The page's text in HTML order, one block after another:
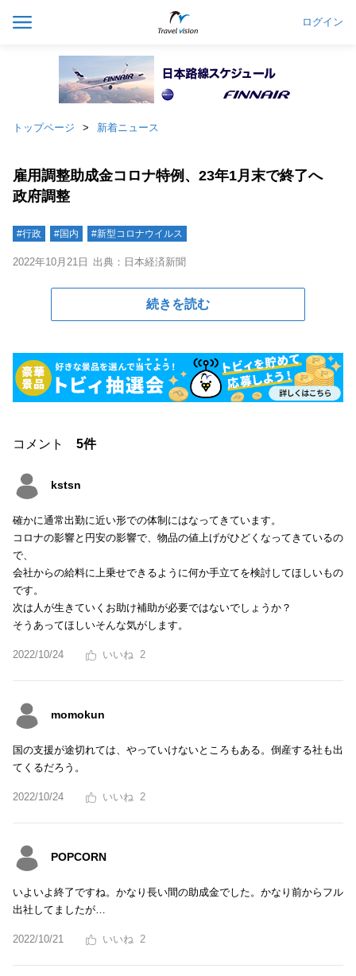
ログイン
トップページ 新着ニュース
雇用調整助成金コロナ特例、23年1月末で終了へ
政府調整
#行政 #国内 #新型コロナウイルス
2022年10月21日 出典：日本経済新聞
続きを読む
コメント 5件
kstsn
確かに通常出勤に近い形での体制にはなってきています。
コロナの影響と円安の影響で、物品の値上げがひどくなってきているの
で、
会社からの給料に上乗せできるように何か手立てを検討してほしいもの
です。
次は人が生きていくお助け補助が必要ではないでしょうか？
そうあってほしいそんな気がします。
2022/10/24 2
momokun
国の支援が途切れては、やっていけないところもある。倒産する社も出
てくるだろう。
2022/10/24 2
POPCORN
いよいよ終了ですね。かなり長い間の助成金でした。かなり前からフル
出社してましたが…
2022/10/21 2